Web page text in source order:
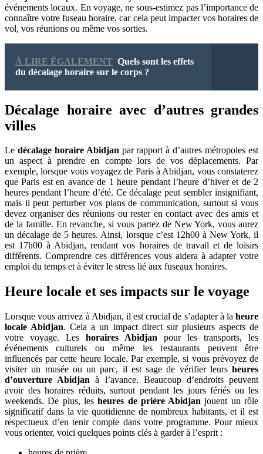
événements locaux. En voyage, ne sous-estimez pas l’importance de
connaître votre fuseau horaire, car cela peut impacter vos horaires de
vol, vos réunions ou même vos sorties.
À LIRE ÉGALEMENT Quels sont les effets
du décalage horaire sur le corps ?
Décalage horaire avec d’autres grandes
villes
Le décalage horaire Abidjanpar rapport à d’autres métropoles est
un aspect à prendre en compte lors de vos déplacements. Par
exemple, lorsque vous voyagez de Paris à Abidjan, vous constaterez
que Paris est en avance de 1 heure pendant l’heure d’hiver et de 2
heures pendant l’heure d’été. Ce décalage peut sembler insignifiant,
mais il peut perturber vos plans de communication, surtout si vous
devez organiser des réunions ou rester en contact avec des amis et
de la famille. En revanche, si vous partez de New York, vous aurez
un décalage de 5 heures. Ainsi, lorsque c’est 12h00 à New York, il
est 17h00 à Abidjan, rendant vos horaires de travail et de loisirs
différents. Comprendre ces différences vous aidera à adapter votre
emploi du temps et à éviter le stress lié aux fuseaux horaires.
Heure locale et ses impacts sur le voyage
Lorsque vous arrivez à Abidjan, il est crucial de s’adapter à la heure
locale Abidjan. Cela a un impact direct sur plusieurs aspects de
votre voyage. Les horaires Abidjan pour les transports, les
événements culturels ou même les restaurants peuvent être
influencés par cette heure locale. Par exemple, si vous prévoyez de
visiter un musée ou un parc, il est sage de vérifier leurs heures
d’ouverture Abidjan à l’avance. Beaucoup d’endroits peuvent
avoir des horaires réduits, surtout pendant les jours fériés ou les
weekends. De plus, lesheures de prière Abidjan jouent un rôle
significatif dans la vie quotidienne de nombreux habitants, et il est
respectueux d’en tenir compte dans votre programme. Pour mieux
vous orienter, voici quelques points clés à garder à l’esprit :